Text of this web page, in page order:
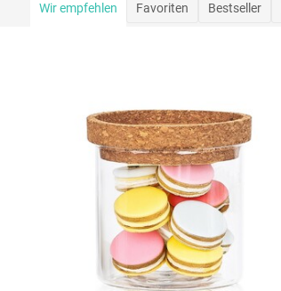
Wir empfehlen Favoriten Bestseller